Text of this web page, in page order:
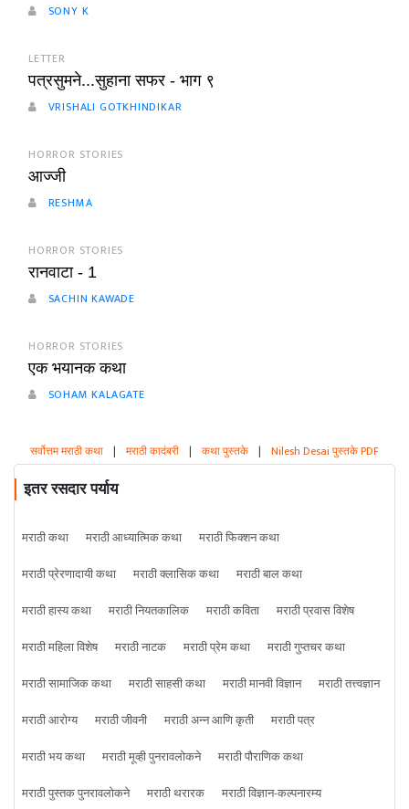
SONY K
LETTER
पत्रसुमने...सुहाना सफर - भाग ९
VRISHALI GOTKHINDIKAR
HORROR STORIES
आज्जी
RESHMA
HORROR STORIES
रानवाटा - 1
SACHIN KAWADE
HORROR STORIES
एक भयानक कथा
SOHAM KALAGATE
सर्वोत्तम मराठी कथा | मराठी कादंबरी | कथा पुस्तके | Nilesh Desai पुस्तके PDF
इतर रसदार पर्याय
मराठी कथा मराठी आध्यात्मिक कथा
मराठी फिक्शन कथा
मराठी प्रेरणादायी कथा
मराठी क्लासिक कथा
मराठी बाल कथा
मराठी हास्य कथा
मराठी नियतकालिक मराठी कविता
मराठी प्रवास विशेष
मराठी महिला विशेष
मराठी नाटक मराठी प्रेम कथा
मराठी गुप्तचर कथा
मराठी सामाजिक कथा
मराठी साहसी कथा मराठी मानवी विज्ञान
मराठी तत्त्वज्ञान
मराठी आरोग्य
मराठी जीवनी मराठी अन्न आणि कृती
मराठी पत्र
मराठी भय कथा
मराठी मूव्ही पुनरावलोकने
मराठी पौराणिक कथा
मराठी पुस्तक पुनरावलोकने
मराठी थरारक
मराठी विज्ञान-कल्पनारम्य